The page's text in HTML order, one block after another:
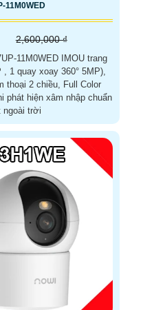
11M0WED
2,600,000 ₫
11M0WED IMOU trang
1 quay xoay 360° 5MP),
phát hiện xâm nhập chuẩn
ngoài trời